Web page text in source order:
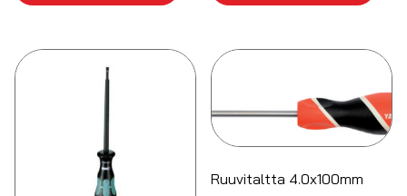
Ruuvitaltta 4.0x100mm